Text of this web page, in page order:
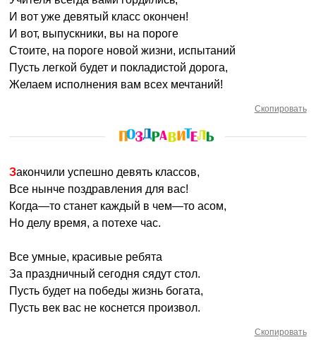
И вот уже девятый класс окончен!
И вот, выпускники, вы на пороге
Стоите, на пороге новой жизни, испытаний
Пусть легкой будет и покладистой дорога,
Желаем исполнения вам всех мечтаний!
Скопировать
Закончили успешно девять классов,
Все нынче поздравления для вас!
Когда—то станет каждый в чем—то асом,
Но делу время, а потехе час.
Все умные, красивые ребята
За праздничный сегодня сядут стол.
Пусть будет на победы жизнь богата,
Пусть век вас не коснется произвол.
Скопировать